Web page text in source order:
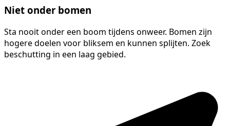
Niet onder bomen
Sta nooit onder een boom tijdens onweer. Bomen zijn
hogere doelen voor bliksem en kunnen splijten. Zoek
beschutting in een laag gebied.